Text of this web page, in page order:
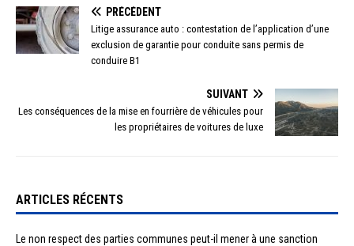
PRÉCÉDENT
Litige assurance auto : contestation de l’application d’une
exclusion de garantie pour conduite sans permis de
conduire B1
SUIVANT
Les conséquences de la mise en fourrière de véhicules pour
les propriétaires de voitures de luxe
ARTICLES RÉCENTS
Le non respect des parties communes peut-il mener à une sanction